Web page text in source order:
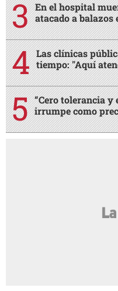
En el hospital
atacado a balazos
Las clínicas
tiempo: "Aquí
“Cero tolerancia y
irrumpe como